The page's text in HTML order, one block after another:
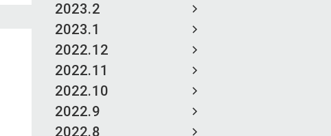
2023.2
2023.1
2022.12
2022.11
2022.10
2022.9
2022.8